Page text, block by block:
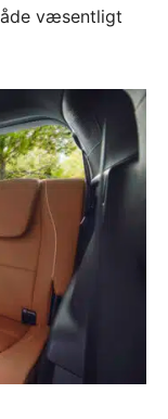
væsentligt